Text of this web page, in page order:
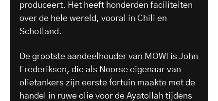
produceert. Het heeft honderden faciliteiten
over de hele wereld, vooral in Chili en
Schotland.
De grootste aandeelhouder van MOWI is John
Frederiksen, die als Noorse eigenaar van
olietankers zijn eerste fortuin maakte met de
handel in ruwe olie voor de Ayatollah tijdens